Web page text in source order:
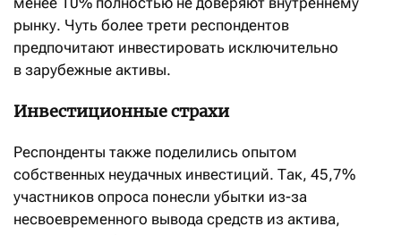
рынку. Чуть более трети респондентов
предпочитают инвестировать исключительно
в зарубежные активы.
Инвестиционные страхи
Респонденты также поделились опытом
собственных неудачных инвестиций. Так, 45,7%
участников опроса понесли убытки из-за
несвоевременного вывода средств из актива,